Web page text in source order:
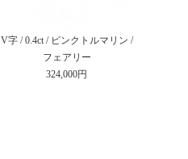
V字 / 0.4ct / ピンクトルマリン /
フェアリー
324,000円